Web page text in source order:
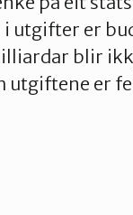
utgifter er
blir
utgiftene er